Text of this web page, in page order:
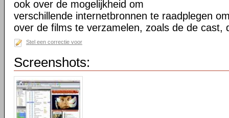
ook over de mogelijkheid om
verschillende internetbronnen te raadplegen
over de films te verzamelen, zoals de de cast,
Stel een correctie voor
Screenshots: